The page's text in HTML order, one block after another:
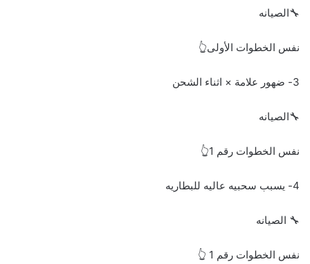
🔧الصيانه
نفس الخطوات الأولى👆
3- ضهور علامة × اثناء الشحن
🔧الصيانه
نفس الخطوات رقم 1👆
4- يسبب سحبيه عاليه للبطاريه
🔧 الصيانه
نفس الخطوات رقم 1 👆